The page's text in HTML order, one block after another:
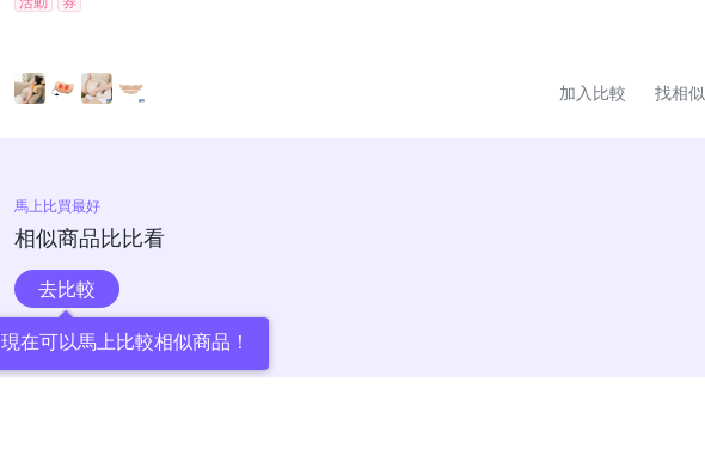
加入比較 找相似
馬上比買最好
相似商品比比看
去比較
現在可以馬上比較相似商品！